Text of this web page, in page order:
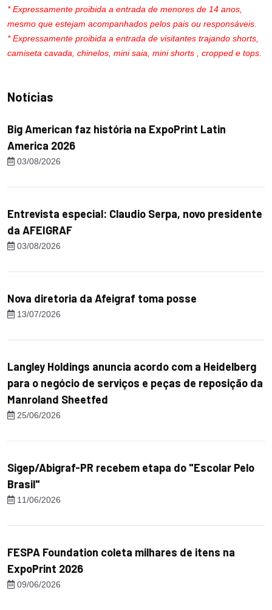
* Expressamente proibida a entrada de menores de 14 anos,
mesmo que estejam acompanhados pelos pais ou responsáveis.
* Expressamente proibida a entrada de visitantes trajando shorts,
camiseta cavada, chinelos, mini saia, mini shorts , cropped e tops.
Notícias
Big American faz história na ExpoPrint Latin
America 2026
03/08/2026
Entrevista especial: Claudio Serpa, novo presidente
da AFEIGRAF
03/08/2026
Nova diretoria da Afeigraf toma posse
13/07/2026
Langley Holdings anuncia acordo com a Heidelberg
para o negócio de serviços e peças de reposição da
Manroland Sheetfed
25/06/2026
Sigep/Abigraf-PR recebem etapa do "Escolar Pelo
Brasil"
11/06/2026
FESPA Foundation coleta milhares de itens na
ExpoPrint 2026
09/06/2026